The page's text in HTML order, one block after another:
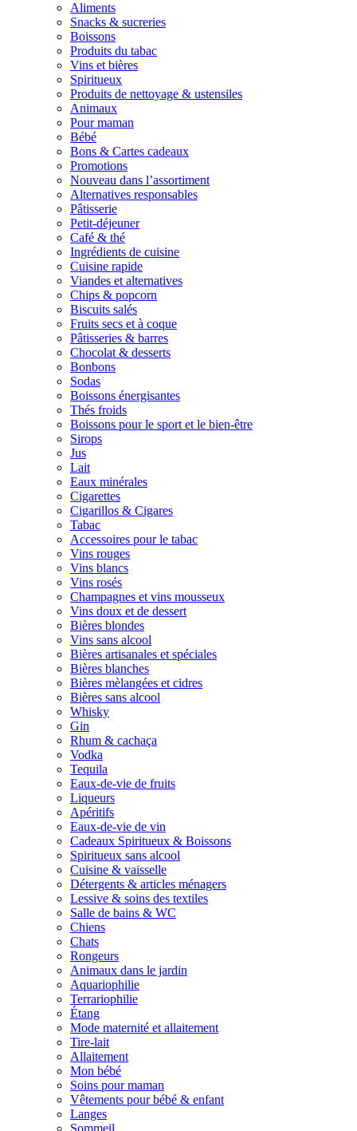
Aliments
Snacks & sucreries
Boissons
Produits du tabac
Vins et bières
Spiritueux
Produits de nettoyage & ustensiles
Animaux
Pour maman
Bébé
Bons & Cartes cadeaux
Promotions
Nouveau dans l’assortiment
Alternatives responsables
Pâtisserie
Petit-déjeuner
Café & thé
Ingrédients de cuisine
Cuisine rapide
Viandes et alternatives
Chips & popcorn
Biscuits salés
Fruits secs et à coque
Pâtisseries & barres
Chocolat & desserts
Bonbons
Sodas
Boissons énergisantes
Thés froids
Boissons pour le sport et le bien-être
Sirops
Jus
Lait
Eaux minérales
Cigarettes
Cigarillos & Cigares
Tabac
Accessoires pour le tabac
Vins rouges
Vins blancs
Vins rosés
Champagnes et vins mousseux
Vins doux et de dessert
Bières blondes
Vins sans alcool
Bières artisanales et spéciales
Bières blanches
Bières mèlangées et cidres
Bières sans alcool
Whisky
Gin
Rhum & cachaça
Vodka
Tequila
Eaux-de-vie de fruits
Liqueurs
Apéritifs
Eaux-de-vie de vin
Cadeaux Spiritueux & Boissons
Spiritueux sans alcool
Cuisine & vaisselle
Détergents & articles ménagers
Lessive & soins des textiles
Salle de bains & WC
Chiens
Chats
Rongeurs
Animaux dans le jardin
Aquariophilie
Terrariophilie
Étang
Mode maternité et allaitement
Tire-lait
Allaitement
Mon bébé
Soins pour maman
Vêtements pour bébé & enfant
Langes
Sommeil